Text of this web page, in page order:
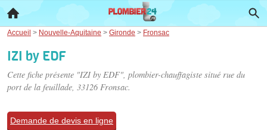
Accueil > Nouvelle-Aquitaine > Gironde > Fronsac
IZI by EDF
Cette fiche présente "IZI by EDF", plombier-chauffagiste situé rue du
port de la feuillade, 33126 Fronsac.
Demande de devis en ligne